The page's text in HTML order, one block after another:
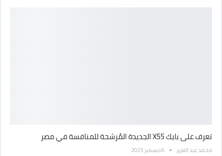
تعرف على بايك X55 الجديدة المُرشحة للمنافسة في مصر
محمد عبد العزيز 6 ديسمبر 2023